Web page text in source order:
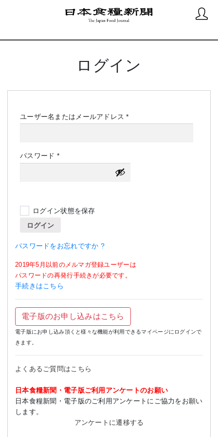
ログイン
ユーザー名またはメールアドレス*必
パスワード *必
須
ログイン状態を保存
ログイン
パスワードをお忘れですか ?
2019年5月以前のメルマガ登録ユーザーは
パスワードの再発行手続きが必要です。
手続きはこちら
電子版のお申し込みはこちら
電子版にお申し込み頂くと様々な機能が利用できるマイページにログインで
きます。
よくあるご質問はこちら
日本食糧新聞・電子版ご利用アンケートのお願い
日本食糧新聞・電子版のご利用アンケートにご協力をお願い
します。
アンケートに遷移する